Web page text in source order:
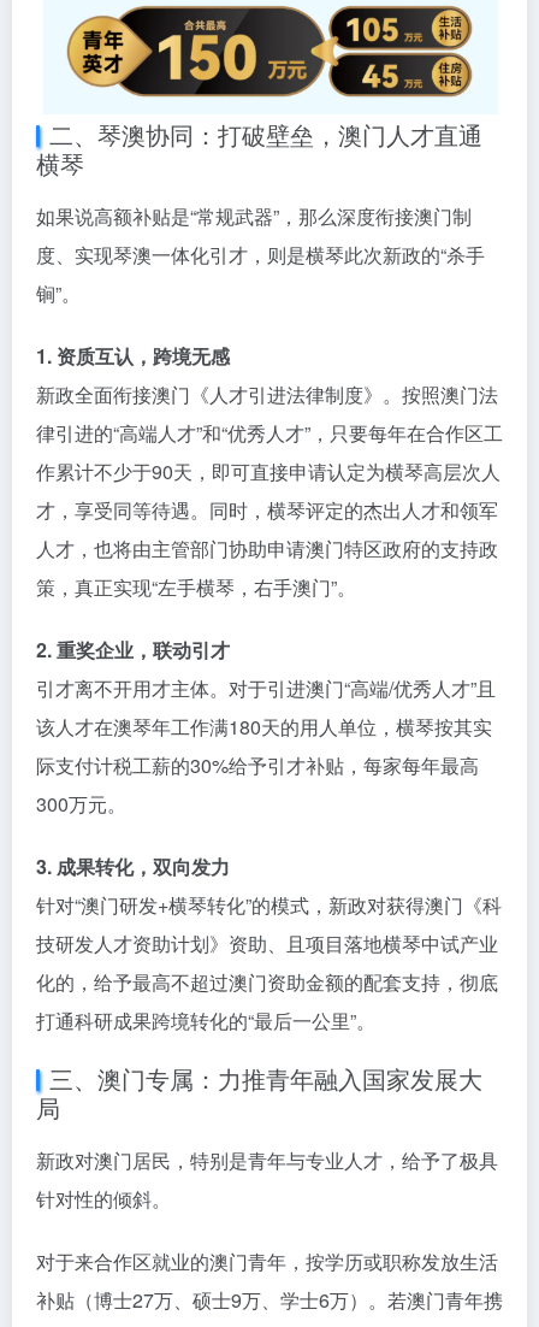
二、琴澳协同：打破壁垒，澳门人才直通
横琴
如果说高额补贴是“常规武器”，那么深度衔接澳门制
度、实现琴澳一体化引才，则是横琴此次新政的“杀手
锏”。
1. 资质互认，跨境无感
新政全面衔接澳门《人才引进法律制度》。按照澳门法
律引进的“高端人才”和“优秀人才”，只要每年在合作区工
作累计不少于90天，即可直接申请认定为横琴高层次人
才，享受同等待遇。同时，横琴评定的杰出人才和领军
人才，也将由主管部门协助申请澳门特区政府的支持政
策，真正实现“左手横琴，右手澳门”。
2. 重奖企业，联动引才
引才离不开用才主体。对于引进澳门“高端/优秀人才”且
该人才在澳琴年工作满180天的用人单位，横琴按其实
际支付计税工薪的30%给予引才补贴，每家每年最高
300万元。
3. 成果转化，双向发力
针对“澳门研发+横琴转化”的模式，新政对获得澳门《科
技研发人才资助计划》资助、且项目落地横琴中试产业
化的，给予最高不超过澳门资助金额的配套支持，彻底
打通科研成果跨境转化的“最后一公里”。
三、澳门专属：力推青年融入国家发展大
局
新政对澳门居民，特别是青年与专业人才，给予了极具
针对性的倾斜。
对于来合作区就业的澳门青年，按学历或职称发放生活
补贴（博士27万、硕士9万、学士6万）。若澳门青年携